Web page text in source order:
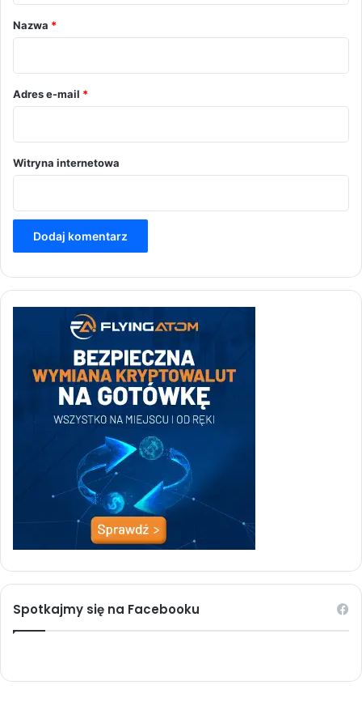
r
*
Nazwa *
Adres e-mail *
Witryna internetowa
Spotkajmy się na Facebooku